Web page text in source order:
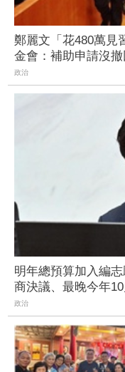
鄭麗文「花480萬
金會：補助申請沒撤
政治
明年總預算加入編
商決議、最晚今年
政治